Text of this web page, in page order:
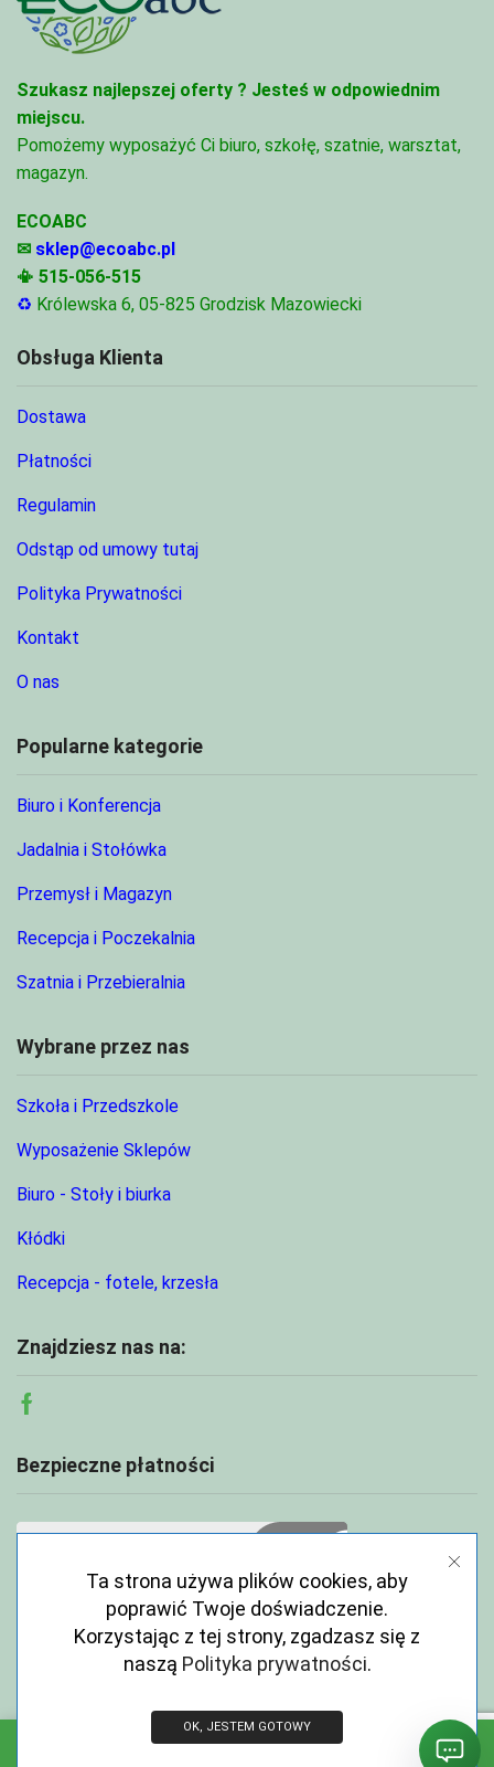
Szukasz najlepszej oferty ? Jesteś w odpowiednim
miejscu.
Pomożemy wyposażyć Ci biuro, szkołę, szatnie, warsztat,
magazyn.
ECOABC
✉ sklep@ecoabc.pl
📳 515-056-515
♻ Królewska 6, 05-825 Grodzisk Mazowiecki
Obsługa Klienta
Dostawa
Płatności
Regulamin
Odstąp od umowy tutaj
Polityka Prywatności
Kontakt
O nas
Popularne kategorie
Biuro i Konferencja
Jadalnia i Stołówka
Przemysł i Magazyn
Recepcja i Poczekalnia
Szatnia i Przebieralnia
Wybrane przez nas
Szkoła i Przedszkole
Wyposażenie Sklepów
Biuro - Stoły i biurka
Kłódki
Recepcja - fotele, krzesła
Znajdziesz nas na:
Facebook
Bezpieczne płatności
Ta strona używa plików cookies, aby
poprawić Twoje doświadczenie.
Korzystając z tej strony, zgadzasz się z
naszą Polityka prywatności.
OK, JESTEM GOTOWY